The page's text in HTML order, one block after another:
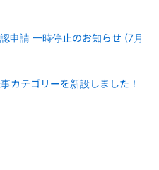
申請 一時停止のお知らせ (7月
カテゴリーを新設しました！